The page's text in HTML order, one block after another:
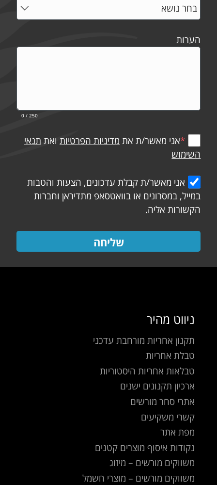
הערות
0 / 250
*אני מאשר/ת את מדיניות הפרטיות ואת תנאי
השימוש
אני מאשר/ת קבלת עדכונים, הצעות והטבות
במייל, במסרונים או בוואטסאפ מתדיראן וחברות
הקשורות אליה.
שליחה
ניווט מהיר
תקנון אחריות מורחבת עדכני
טבלת אחריות
טבלאות אחריות היסטוריות
ארכיון תקנונים ישנים
אתרי סחר מורשים
קשרי משקיעים
מפת אתר
נקודות איסוף מוצרים קטנים
משווקים מורשים – מיזוג
משווקים מורשים – מוצרי חשמל